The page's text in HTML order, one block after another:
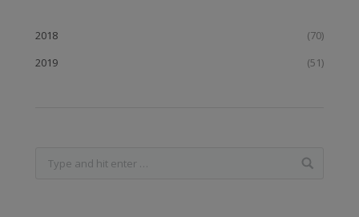
2018
(70)
2019
(51)